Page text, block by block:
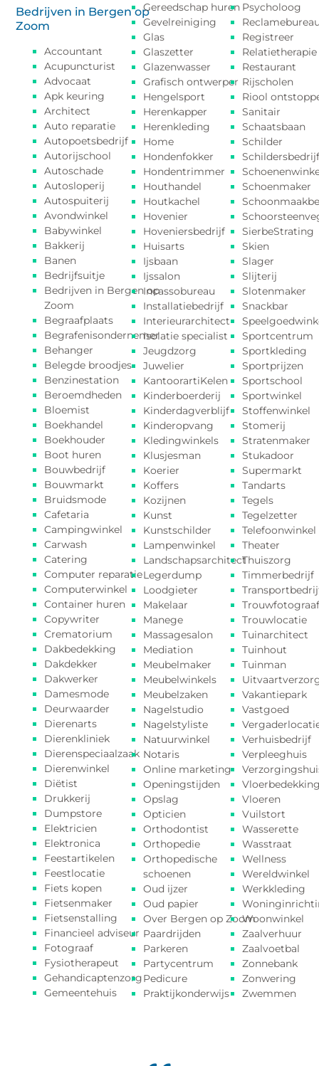
Bedrijven in Bergen op
Zoom
Accountant
Acupuncturist
Advocaat
Apk keuring
Architect
Auto reparatie
Autopoetsbedrijf
Autorijschool
Autoschade
Autosloperij
Autospuiterij
Avondwinkel
Babywinkel
Bakkerij
Banen
Bedrijfsuitje
Bedrijven in Bergen op
Zoom
Begraafplaats
Begrafenisondernemer
Behanger
Belegde broodjes
Benzinestation
Beroemdheden​
Bloemist
Boekhandel
Boekhouder
Boot huren
Bouwbedrijf
Bouwmarkt
Bruidsmode
Cafetaria
Campingwinkel
Carwash
Catering
Computer reparatie
Computerwinkel
Container huren
Copywriter
Crematorium
Dakbedekking
Dakdekker
Dakwerker
Damesmode
Deurwaarder
Dierenarts
Dierenkliniek
Dierenspeciaalzaak
Dierenwinkel
Diëtist
Drukkerij
Dumpstore
Elektricien
Elektronica
Feestartikelen
Feestlocatie
Fiets kopen
Fietsenmaker
Fietsenstalling
Financieel adviseur
Fotograaf
Fysiotherapeut
Gehandicaptenzorg
Gemeentehuis
Gereedschap huren
Gevelreiniging
Glas
Glaszetter
Glazenwasser
Grafisch ontwerper
Hengelsport
Herenkapper
Herenkleding
Home
Hondenfokker
Hondentrimmer
Houthandel
Houtkachel
Hovenier
Hoveniersbedrijf
Huisarts
Ijsbaan
Ijssalon
Incassobureau
Installatiebedrijf
Interieurarchitect
Isolatie specialist
Jeugdzorg
Juwelier
KantoorartiKelen
Kinderboerderij
Kinderdagverblijf
Kinderopvang
Kledingwinkels
Klusjesman
Koerier
Koffers
Kozijnen
Kunst
Kunstschilder
Lampenwinkel
Landschapsarchitect
Legerdump
Loodgieter
Makelaar
Manege
Massagesalon
Mediation
Meubelmaker
Meubelwinkels
Meubelzaken
Nagelstudio
Nagelstyliste
Natuurwinkel
Notaris
Online marketing
Openingstijden
Opslag
Opticien
Orthodontist
Orthopedie
Orthopedische
schoenen
Oud ijzer
Oud papier
Over Bergen op Zoom
Paardrijden
Parkeren
Partycentrum
Pedicure
Praktijkonderwijs
Psycholoog
Registreer
Relatietherapie
Restaurant
Rijscholen
Riool
Sanitair
Schaatsbaan
Schilder
Schoenmaker
SierbeStrating
Skien
Slager
Slijterij
Slotenmaker
Snackbar
Sportcentrum
Sportkleding
Sportprijzen
Sportschool
Sportwinkel
Stoffenwinkel
Stomerij
Stratenmaker
Stukadoor
Supermarkt
Tandarts
Tegels
Tegelzetter
Telefoonwinkel
Theater
Thuiszorg
Timmerbedrijf
Trouwlocatie
Tuinarchitect
Tuinhout
Tuinman
Vakantiepark
Vastgoed
Verhuisbedrijf
Verpleeghuis
Vloeren
Vuilstort
Wasserette
Wasstraat
Wellness
Wereldwinkel
Werkkleding
Woonwinkel
Zaalverhuur
Zaalvoetbal
Zonnebank
Zonwering
Zwemmen